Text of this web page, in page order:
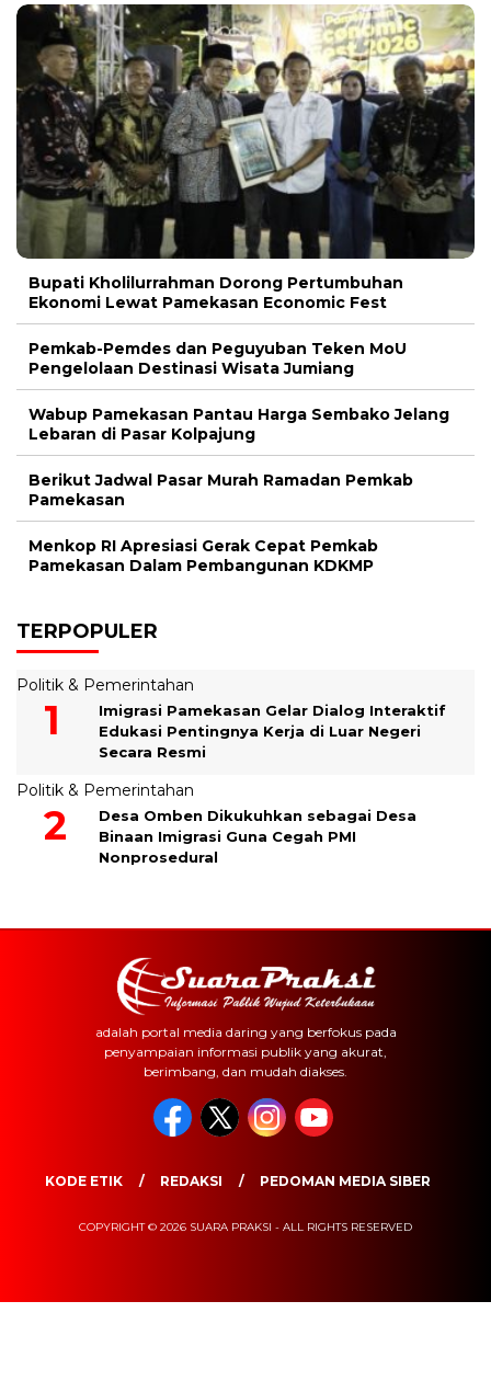
Bupati Kholilurrahman Dorong Pertumbuhan
Ekonomi Lewat Pamekasan Economic Fest
Pemkab-Pemdes dan Peguyuban Teken MoU
Pengelolaan Destinasi Wisata Jumiang
Wabup Pamekasan Pantau Harga Sembako Jelang
Lebaran di Pasar Kolpajung
Berikut Jadwal Pasar Murah Ramadan Pemkab
Pamekasan
Menkop RI Apresiasi Gerak Cepat Pemkab
Pamekasan Dalam Pembangunan KDKMP
TERPOPULER
Politik & Pemerintahan
Imigrasi Pamekasan Gelar Dialog Interaktif
Edukasi Pentingnya Kerja di Luar Negeri
Secara Resmi
Politik & Pemerintahan
Desa Omben Dikukuhkan sebagai Desa
Binaan Imigrasi Guna Cegah PMI
Nonprosedural
adalah portal media daring yang berfokus pada
penyampaian informasi publik yang akurat,
berimbang, dan mudah diakses.
KODE ETIK REDAKSI PEDOMAN MEDIA SIBER
COPYRIGHT © 2026 SUARA PRAKSI - ALL RIGHTS RESERVED